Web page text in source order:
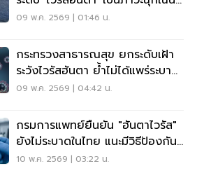
ระดับ 3 แล้ว
09 พ.ค. 2569 | 01:46 น.
กระทรวงสาธารณสุข ยกระดับเฝ้า
ระวังไวรัสฮันตา ย้ำไม่ได้แพร่ระบาด
ง่าย
09 พ.ค. 2569 | 04:42 น.
กรมการแพทย์ยืนยัน "ฮันตาไวรัส"
ยังไม่ระบาดในไทย แนะมีวิธีป้องกัน
ได้
10 พ.ค. 2569 | 03:22 น.